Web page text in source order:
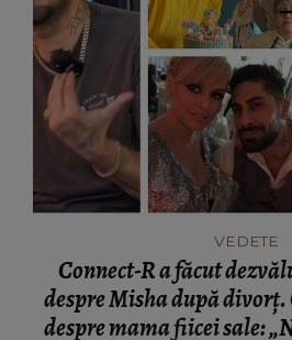
VEDETE
Connect-R a făcut
despre Misha după divorț.
despre mama fiicei sale: